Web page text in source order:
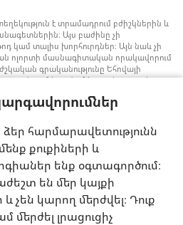
ձեր հարմարավետությունն
քուքիների և
ենք օգտագործում։
են մեր կայքի
կարող մերժվել։ Դուք
մերժել լրացուցիչ
է տրամադրում բժիշկներին և
Այս բաժինը չի
կամ տալիս խորհուրդներ։ Այն նաև չի
ոլորտի մասնագիտական որակավորում
գրականությունը Եհովայի
դրանցում խոսվում է առանց արյան
է իրազեկ լինել
նրանց որոշում կայացնելու՝ հաշվի
ցանկությունը, արժեքներն ու
ստրատեգիաներն են ընդունելի և
համար։
կամ բուժման վերաբերյալ
բժշկից կամ համապատասխան
Դիմեք բժշկի, եթե կասկածում